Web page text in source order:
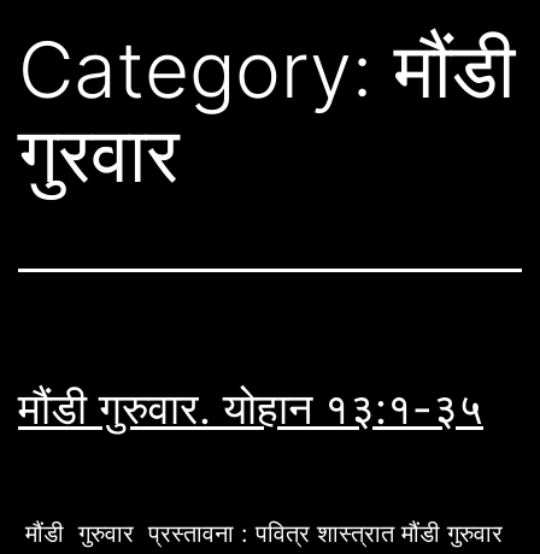
Category:मौंडी
गुरवार
मौंडी गुरुवार. योहान १३:१-३५
मौंडी गुरुवार प्रस्तावना : पवित्र शास्त्रात मौंडी गुरुवार